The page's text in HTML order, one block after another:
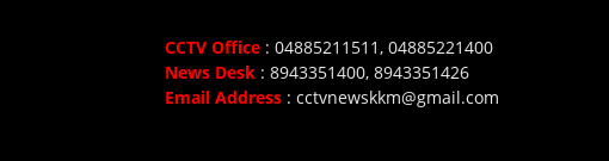
CCTV Office : 04885211511, 04885221400
News Desk : 8943351400, 8943351426
Email Address : cctvnewskkm@gmail.com